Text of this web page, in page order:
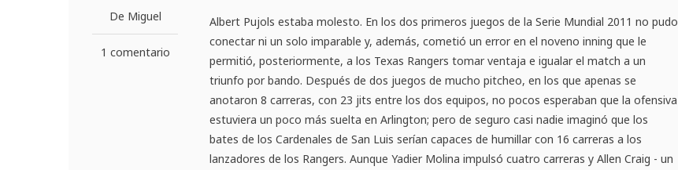
De Miguel
1 comentario
Albert Pujols estaba molesto. En los dos primeros juegos de la Serie Mundial 2011 no pudo
conectar ni un solo imparable y, además, cometió un error en el noveno inning que le
permitió, posteriormente, a los Texas Rangers tomar ventaja e igualar el match a un
triunfo por bando. Después de dos juegos de mucho pitcheo, en los que apenas se
anotaron 8 carreras, con 23 jits entre los dos equipos, no pocos esperaban que la ofensiva
estuviera un poco más suelta en Arlington; pero de seguro casi nadie imaginó que los
bates de los Cardenales de San Luis serían capaces de humillar con 16 carreras a los
lanzadores de los Rangers. Aunque Yadier Molina impulsó cuatro carreras y Allen Craig - un